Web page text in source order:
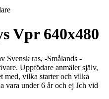
Svensk ras, -Smålands -
Uppfödare anmäler själv,
med, vilka starter och vilka
vara under 6 år och ej Jch vid